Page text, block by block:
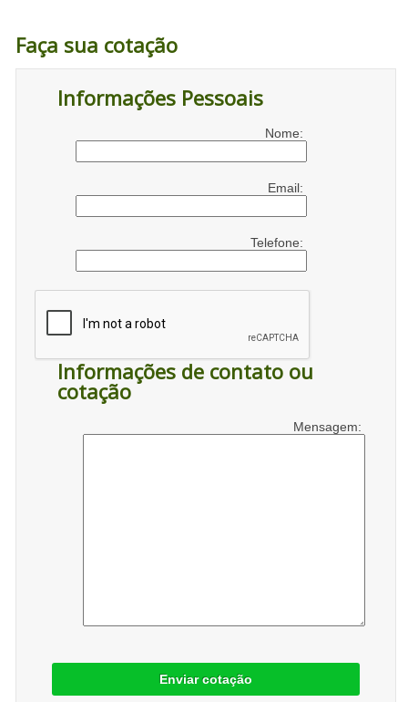
Faça sua cotação
Informações Pessoais
Nome:
Email:
Telefone:
Informações de contato ou
cotação
Mensagem:
Enviar cotação